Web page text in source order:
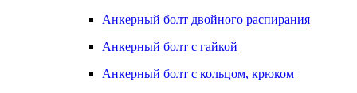
Анкерный болт двойного распирания
Анкерный болт с гайкой
Анкерный болт с кольцом, крюком